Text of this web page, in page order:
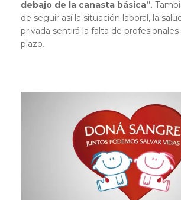
debajo de la canasta básica”.
de seguir así la situación laboral, la
privada sentirá la falta de
plazo.